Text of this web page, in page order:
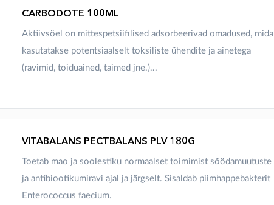
CARBODOTE 100ML
Aktiivsöel on mittespetsiifilised adsorbeerivad omadused, mida
kasutatakse potentsiaalselt toksiliste ühendite ja ainetega
(ravimid, toiduained, taimed jne.)...
VITABALANS PECTBALANS PLV 180G
Toetab mao ja soolestiku normaalset toimimist söödamuutuste
ja antibiootikumiravi ajal ja järgselt. Sisaldab piimhappebakterit
Enterococcus faecium.